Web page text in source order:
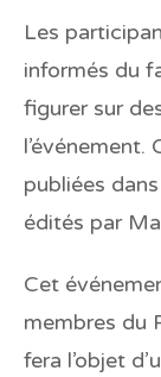
Les
informés du
figurer sur
publiées
édités par
Cet
membres du
fera l’objet